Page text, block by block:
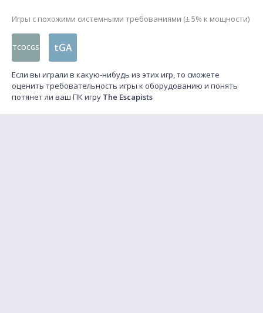
Игры с похожими системными требованиями (± 5% к мощности)
TCOCGS tGA
Если вы играли в какую-нибудь из этих игр, то сможете
оценить требовательность игры к оборудованию и понять
потянет ли ваш ПК игру The Escapists